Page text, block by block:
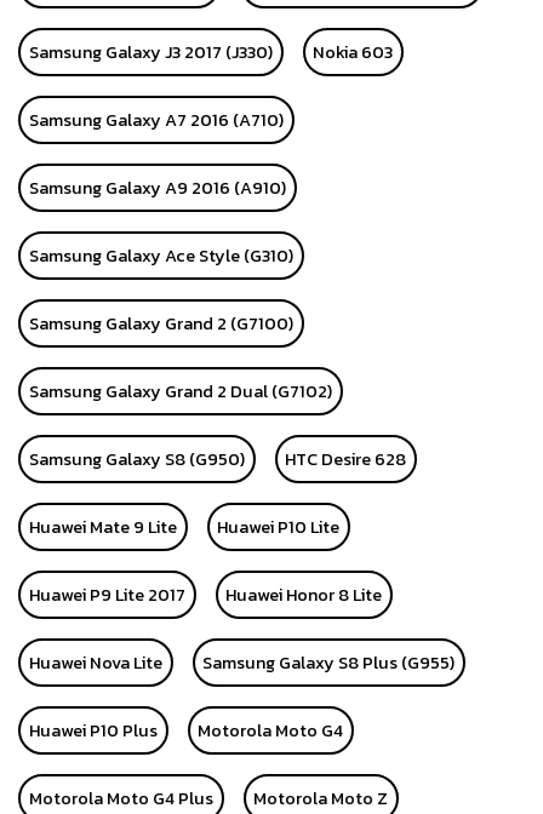
Samsung Galaxy J3 2017 (J330) Nokia 603
Samsung Galaxy A7 2016 (A710)
Samsung Galaxy A9 2016 (A910)
Samsung Galaxy Ace Style (G310)
Samsung Galaxy Grand 2 (G7100)
Samsung Galaxy Grand 2 Dual (G7102)
Samsung Galaxy S8 (G950) HTC Desire 628
Huawei Mate 9 Lite Huawei P10 Lite
Huawei P9 Lite 2017 Huawei Honor 8 Lite
Huawei Nova Lite Samsung Galaxy S8 Plus (G955)
Huawei P10 Plus Motorola Moto G4
Motorola Moto G4 Plus Motorola Moto Z